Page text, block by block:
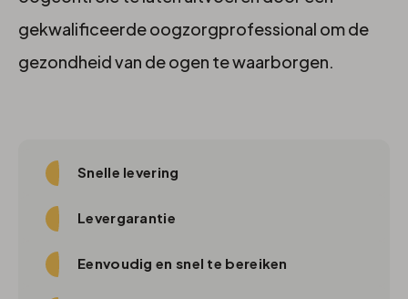
gekwalificeerde oogzorgprofessional om de
gezondheid van de ogen te waarborgen.
Snelle levering
Levergarantie
Eenvoudig en snel te bereiken